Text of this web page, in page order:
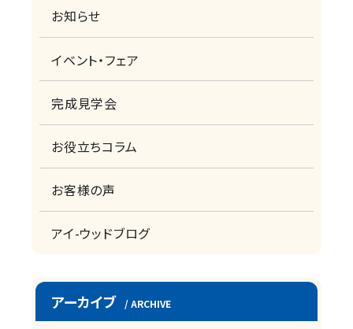
お知らせ
イベント・フェア
完成見学会
お役立ちコラム
お客様の声
アイ-ウッドブログ
アーカイブ / ARCHIVE